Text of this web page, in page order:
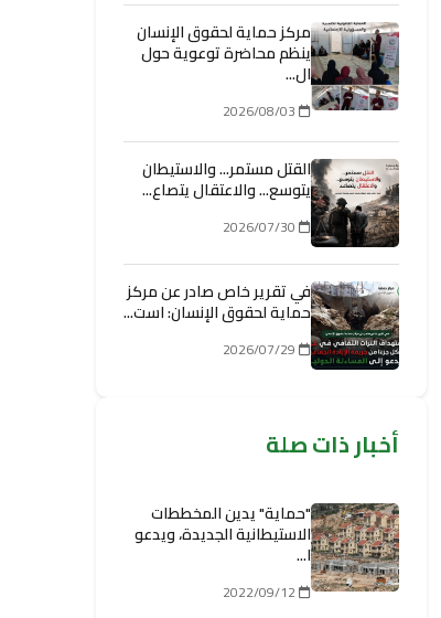
مركز حماية لحقوق الإنسان
ينظم محاضرة توعوية حول
ال...
القتل مستمر... والاستيطان
يتوسع... والاعتقال يتصاع...
في تقرير خاص صادر عن مركز
حماية لحقوق الإنسان: است...
أخبار ذات صلة
"حماية" يدين المخططات
الاستيطانية الجديدة، ويدعو
ا...